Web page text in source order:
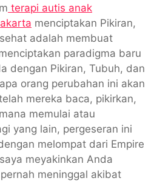
terapi autis anak
menciptakan Pikiran,
adalah membuat
paradigma baru
dengan Pikiran, Tubuh, dan
orang perubahan ini akan
mereka baca, pikirkan,
memulai atau
yang lain, pergeseran ini
melompat dari Empire
meyakinkan Anda
meninggal akibat